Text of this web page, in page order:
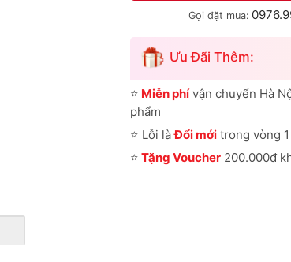
Gọi đặt mua:
Ưu Đãi Thêm:
⭐ Miễn phívận chuyển Hà
phẩm
⭐ Lỗi làĐổi mớitrong vòng 1
⭐ Tặng Voucher200.000đ